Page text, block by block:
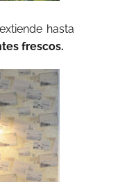
hasta
frescos.